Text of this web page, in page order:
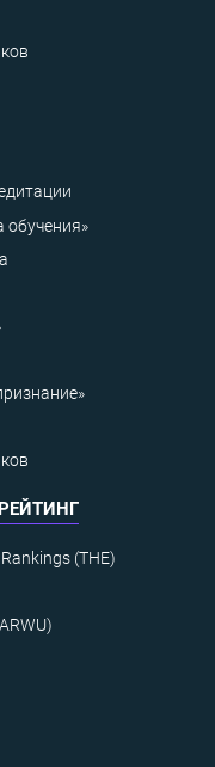
обучения»
(THE)